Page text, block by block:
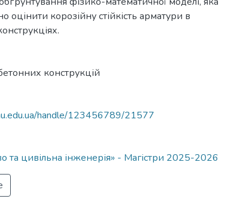
оцінити корозійну стійкість арматури в
конструкцій
handle/123456789/21577
та цивільна інженерія» - Магістри 2025-2026